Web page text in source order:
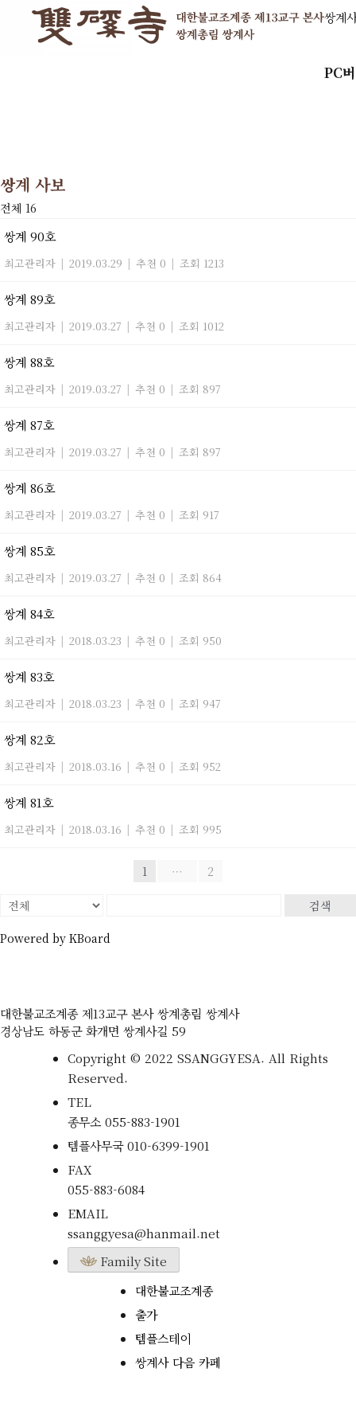
쌍계
PC
쌍계 사보
전체 16
쌍계 90호
최고관리자 | 2019.03.29 | 추천 0 | 조회 1213
쌍계 89호
최고관리자 | 2019.03.27 | 추천 0 | 조회 1012
쌍계 88호
최고관리자 | 2019.03.27 | 추천 0 | 조회 897
쌍계 87호
최고관리자 | 2019.03.27 | 추천 0 | 조회 897
쌍계 86호
최고관리자 | 2019.03.27 | 추천 0 | 조회 917
쌍계 85호
최고관리자 | 2019.03.27 | 추천 0 | 조회 864
쌍계 84호
최고관리자 | 2018.03.23 | 추천 0 | 조회 950
쌍계 83호
최고관리자 | 2018.03.23 | 추천 0 | 조회 947
쌍계 82호
최고관리자 | 2018.03.16 | 추천 0 | 조회 952
쌍계 81호
최고관리자 | 2018.03.16 | 추천 0 | 조회 995
1 ⋯ 2
검색
Powered by KBoard
대한불교조계종 제13교구 본사 쌍계총림 쌍계사
경상남도 하동군 화개면 쌍계사길 59
Copyright © 2022 SSANGGYESA. All Rights
Reserved.
TEL
종무소055-883-1901
템플사무국010-6399-1901
FAX
055-883-6084
EMAIL
ssanggyesa@hanmail.net
Family Site
대한불교조계종
출가
템플스테이
쌍계사 다음 카페